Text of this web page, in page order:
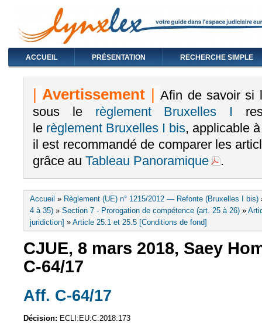
ACCUEIL PRÉSENTATION RECHERCHE SIMPLE
|Avertissement | Afin de savoir si
sous le règlement Bruxelles I
le règlement Bruxelles I bis, applicable
il est recommandé de comparer les
grâce au Tableau Panoramique .
Vous êtes ici
Accueil » Règlement (UE) n° 1215/2012 — Refonte (Bruxelles I bis)
4 à 35) » Section 7 - Prorogation de compétence (art. 25 à 26) »
juridiction] » Article 25.1 et 25.5 [Conditions de fond]
CJUE, 8 mars 2018, Saey
C‑64/17
Aff. C-64/17
Décision: ECLI:EU:C:2018:173